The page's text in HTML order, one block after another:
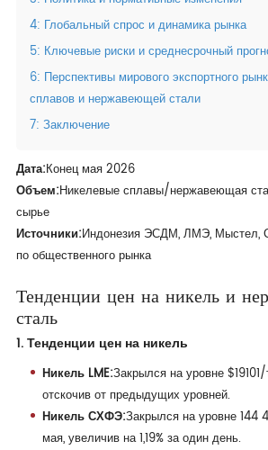
4: Глобальный спрос и динамика рынка
5: Ключевые риски и среднесрочный
6: Перспективы мирового экспортного
сплавов и нержавеющей стали
7: Заключение
Дата:Конец мая 2026
Объем:Никелевые сплавы/нержавеющая
сырье
Источники:Индонезия ЭСДМ, ЛМЭ, Мыстел,
по общественного рынка
Тенденции цен на никель и
сталь
1. Тенденции цен на никель
Никель LME:Закрылся на уровне
отскочив от предыдущих уровней.
Никель СХФЭ:Закрылся на уровне
мая, увеличив на 1,19% за один день.